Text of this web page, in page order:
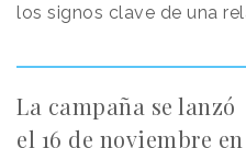
los signos clave de una
La campaña se lanzó
el 16 de noviembre en